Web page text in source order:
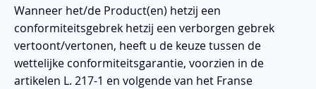
Wanneer het/de Product(en) hetzij een
conformiteitsgebrek hetzij een verborgen gebrek
vertoont/vertonen, heeft u de keuze tussen de
wettelijke conformiteitsgarantie, voorzien in de
artikelen L. 217-1 en volgende van het Franse